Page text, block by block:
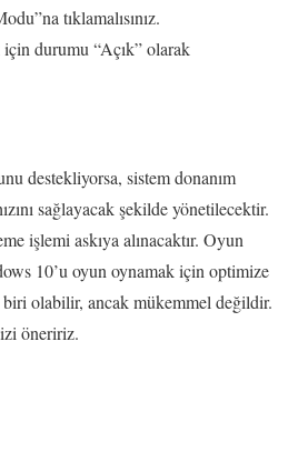
tıklamalısınız.
durumu “Açık” olarak
destekliyorsa, sistem donanım
sağlayacak şekilde yönetilecektir.
işlemi askıya alınacaktır. Oyun
10’u oyun oynamak için optimize
olabilir, ancak mükemmel değildir.
öneririz.